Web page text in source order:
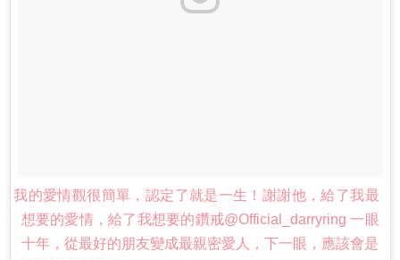
我的愛情觀很簡單，認定了就是一生！謝謝他，給了我最
想要的愛情，給了我想要的鑽戒@Official_darryring 一眼
十年，從最好的朋友變成最親密愛人，下一眼，應該會是